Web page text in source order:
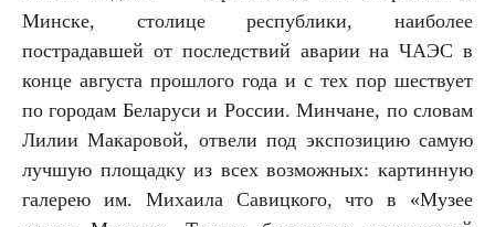
Минске, столице республики, наиболее
пострадавшей от последствий аварии на ЧАЭС в
конце августа прошлого года и с тех пор шествует
по городам Беларуси и России. Минчане, по словам
Лилии Макаровой, отвели под экспозицию самую
лучшую площадку из всех возможных: картинную
галерею им. Михаила Савицкого, что в «Музее